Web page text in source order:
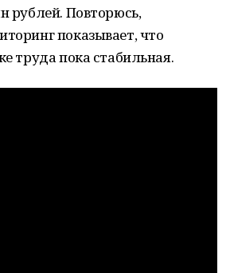
рублей. Повторюсь,
показывает, что
труда пока стабильная.